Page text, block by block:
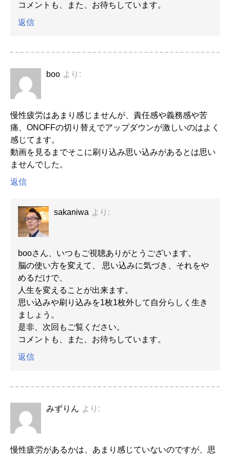
コメントも、また、お待ちしています。
返信
boo より:
慢性疲労はあまり感じませんが、責任感や義務感や苦
痛、ONOFFの切り替えでアップダウンが激しいのはよく
感じてます。
動画を見るまでそこに刷り込み思い込みがあるとは思い
ませんでした。
返信
sakaniwa より:
booさん、いつもご視聴ありがとうございます。
脳の使い方を変えて、 思い込みに気づき、それをや
めるだけで、
人生を変えることが出来ます。
思い込みや刷り込みを1枚1枚外して自分らしく生き
ましょう。
是非、次回もご覧ください。
コメントも、また、お待ちしています。
返信
みずりん より:
慢性疲労があるかは、あまり感じていないのですが、思